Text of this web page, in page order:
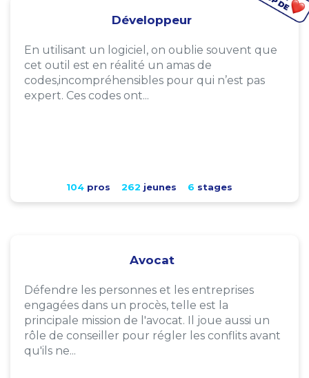
Développeur
En utilisant un logiciel, on oublie souvent que
cet outil est en réalité un amas de
codes,incompréhensibles pour qui n’est pas
expert. Ces codes ont...
104pros 262 jeunes 6 stages
Avocat
Défendre les personnes et les entreprises
engagées dans un procès, telle est la
principale mission de l'avocat. Il joue aussi un
rôle de conseiller pour régler les conflits avant
qu'ils ne...